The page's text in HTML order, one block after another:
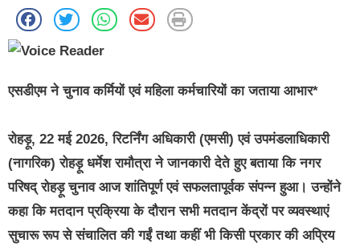
एसडीएम ने चुनाव कर्मियों एवं महिला कर्मचारियों का जताया आभार*
रोहड़ू, 22 मई 2026, रिटर्निंग अधिकारी (एमसी) एवं उपमंडलाधिकारी
(नागरिक) रोहड़ू धर्मेश रामौत्रा ने जानकारी देते हुए बताया कि नगर
परिषद् रोहड़ू चुनाव आज शांतिपूर्ण एवं सफलतापूर्वक संपन्न हुआ। उन्होंने
कहा कि मतदान प्रक्रिया के दौरान सभी मतदान केंद्रों पर व्यवस्थाएं
सुचारू रूप से संचालित की गईं तथा कहीं भी किसी प्रकार की अप्रिय